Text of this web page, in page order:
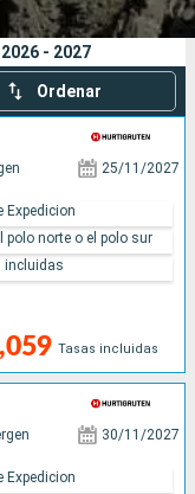
Compañías
- 2027
Ordenar
25/11/2027
Tasas incluidas
Expedicion
polo norte o el polo sur
incluidas
30/11/2027
Expedicion